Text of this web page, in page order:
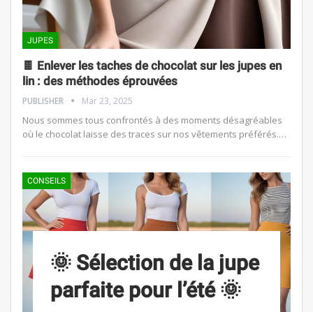
JUPES
🍫 Enlever les taches de chocolat sur les jupes en
lin : des méthodes éprouvées
PUBLISHER Mar 23, 2025
Nous sommes tous confrontés à des moments désagréables
où le chocolat laisse des traces sur nos vêtements préférés.…
CONSEILS
🌞 Sélection de la jupe
parfaite pour l’été 🌞